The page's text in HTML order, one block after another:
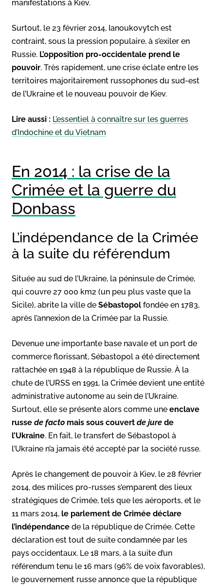
manifestations à Kiev.
Surtout, le 23 février 2014, Ianoukovytch est
contraint, sous la pression populaire, à s’exiler en
Russie. L’opposition pro-occidentale prend le
pouvoir. Très rapidement, une crise éclate entre les
territoires majoritairement russophones du sud-est
de l’Ukraine et le nouveau pouvoir de Kiev.
Lire aussi : L’essentiel à connaître sur les guerres
d’Indochine et du Vietnam
En 2014 : la crise de la
Crimée et la guerre du
Donbass
L’indépendance de la Crimée
à la suite du référendum
Située au sud de l’Ukraine, la péninsule de Crimée,
qui couvre 27 000 km2 (un peu plus vaste que la
Sicile), abrite la ville de Sébastopol fondée en 1783,
après l’annexion de la Crimée par la Russie.
Devenue une importante base navale et un port de
commerce florissant, Sébastopol a été directement
rattachée en 1948 à la république de Russie. À la
chute de l’URSS en 1991, la Crimée devient une entité
administrative autonome au sein de l’Ukraine.
Surtout, elle se présente alors comme une enclave
russe de facto mais sous couvert de jure de
l’Ukraine. En fait, le transfert de Sébastopol à
l’Ukraine n’a jamais été accepté par la société russe.
Après le changement de pouvoir à Kiev, le 28 février
2014, des milices pro-russes s’emparent des lieux
stratégiques de Crimée, tels que les aéroports, et le
11 mars 2014, le parlement de Crimée déclare
l’indépendance de la république de Crimée. Cette
déclaration est tout de suite condamnée par les
pays occidentaux. Le 18 mars, à la suite d’un
référendum tenu le 16 mars (96% de voix favorables),
le gouvernement russe annonce que la république